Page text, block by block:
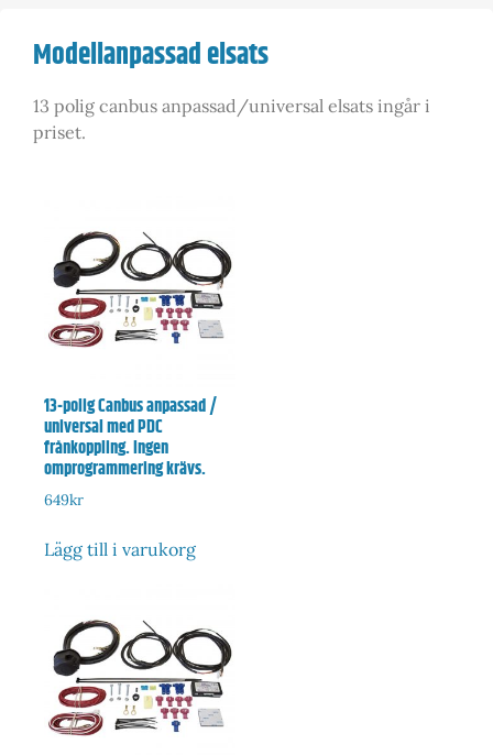
Modellanpassad elsats
13 polig canbus anpassad/universal elsats ingår i
priset.
13-polig Canbus anpassad /
universal med PDC
frånkoppling. Ingen
omprogrammering krävs.
649kr
Lägg till i varukorg